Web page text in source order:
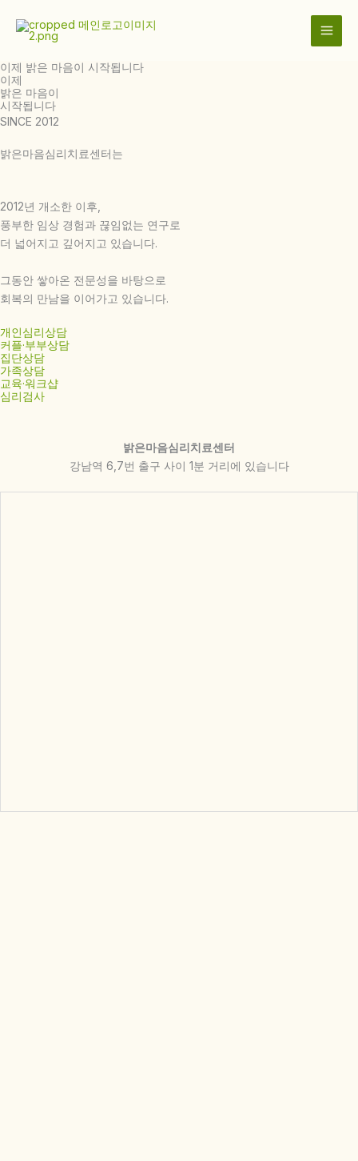
로
건
너
뛰
이제 밝은 마음이 시작됩니다
이제
밝은 마음이
시작됩니다
SINCE 2012
밝은마음심리치료센터는
2012년 개소한 이후,
풍부한 임상 경험과 끊임없는 연구로
더 넓어지고 깊어지고 있습니다.
그동안 쌓아온 전문성을 바탕으로
회복의 만남을 이어가고 있습니다.
개인심리상담
커플·부부상담
집단상담
가족상담
교육·워크샵
심리검사
밝은마음심리치료센터
강남역 6,7번 출구 사이 1분 거리에 있습니다